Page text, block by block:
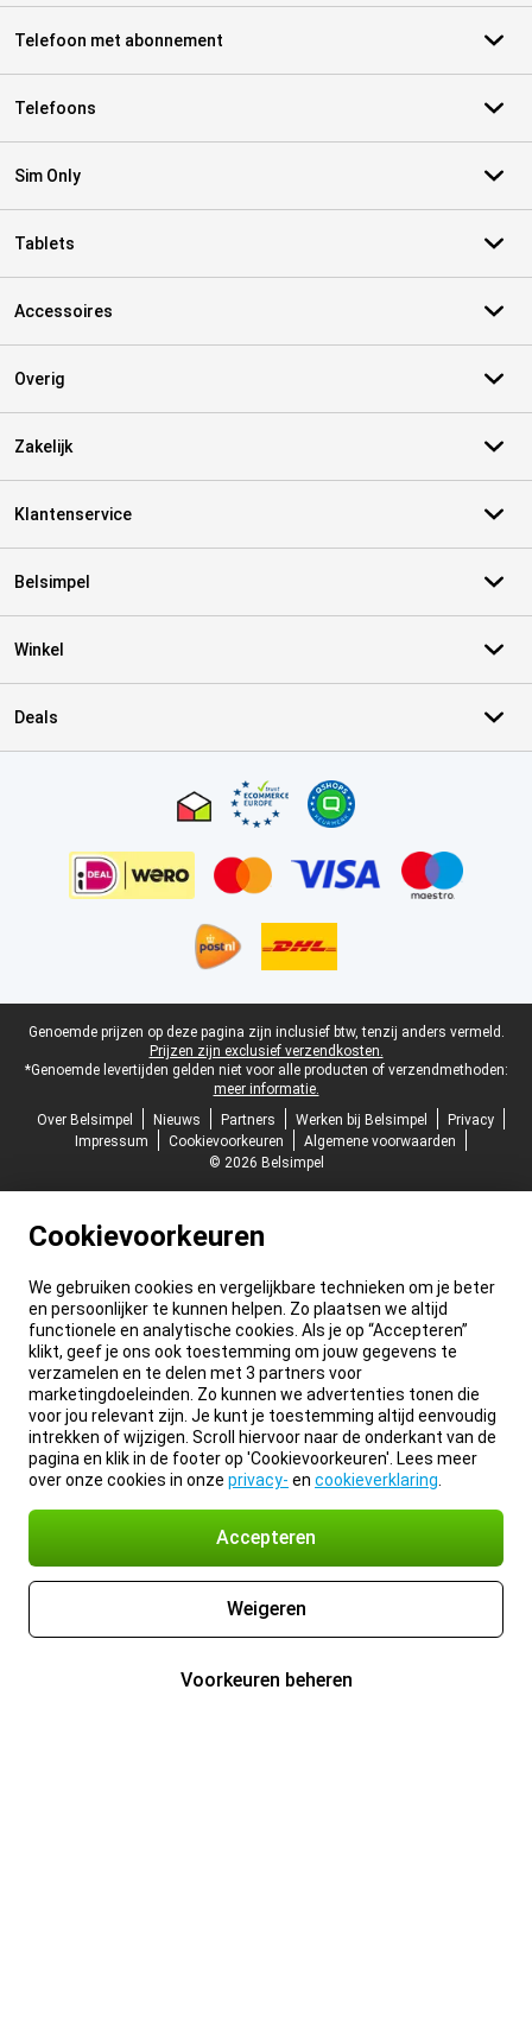
Telefoon met abonnement
Telefoons
Sim Only
Tablets
Accessoires
Overig
Zakelijk
Klantenservice
Belsimpel
Winkel
Deals
Juridische voettekst
Genoemde prijzen op deze pagina zijn inclusief btw, tenzij anders vermeld.
Prijzen zijn exclusief verzendkosten.
*Genoemde levertijden gelden niet voor alle producten of verzendmethoden:
meer informatie.
Over Belsimpel
Nieuws Partners Werken bij Belsimpel
Privacy
Impressum
Cookievoorkeuren
Algemene voorwaarden
© 2026 Belsimpel
Cookievoorkeuren
We gebruiken cookies en vergelijkbare technieken om je beter
en persoonlijker te kunnen helpen. Zo plaatsen we altijd
functionele en analytische cookies. Als je op “Accepteren”
klikt, geef je ons ook toestemming om jouw gegevens te
verzamelen en te delen met 3 partners voor
marketingdoeleinden. Zo kunnen we advertenties tonen die
voor jou relevant zijn. Je kunt je toestemming altijd eenvoudig
intrekken of wijzigen. Scroll hiervoor naar de onderkant van de
pagina en klik in de footer op 'Cookievoorkeuren'. Lees meer
over onze cookies in onze privacy- en cookieverklaring
Accepteren
Weigeren
Voorkeuren beheren